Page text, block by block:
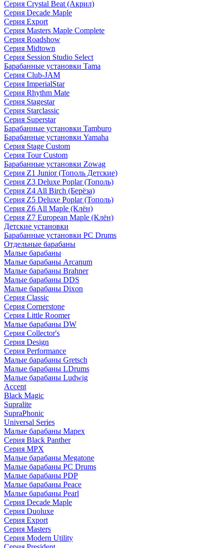
Серия Crystal Beat (Акрил)
Серия Decade Maple
Серия Export
Серия Masters Maple Complete
Серия Roadshow
Серия Midtown
Серия Session Studio Select
Барабанные установки Tama
Серия Club-JAM
Серия ImperialStar
Серия Rhythm Mate
Серия Stagestar
Серия Starclassic
Серия Superstar
Барабанные установки Tamburo
Барабанные установки Yamaha
Серия Stage Custom
Серия Tour Custom
Барабанные установки Zowag
Серия Z1 Junior (Тополь Детские)
Серия Z3 Deluxe Poplar (Тополь)
Серия Z4 All Birch (Берёза)
Серия Z5 Deluxe Poplar (Тополь)
Серия Z6 All Maple (Клён)
Серия Z7 European Maple (Клён)
Детские установки
Барабанные установки PC Drums
Отдельные барабаны
Малые барабаны
Малые барабаны Arcanum
Малые барабаны Brahner
Малые барабаны DDS
Малые барабаны Dixon
Серия Classic
Серия Cornerstone
Серия Little Roomer
Малые барабаны DW
Серия Collector's
Серия Design
Серия Performance
Малые барабаны Gretsch
Малые барабаны LDrums
Малые барабаны Ludwig
Accent
Black Magic
Supralite
SupraPhonic
Universal Series
Малые барабаны Mapex
Серия Black Panther
Серия MPX
Малые барабаны Megatone
Малые барабаны PC Drums
Малые барабаны PDP
Малые барабаны Peace
Малые барабаны Pearl
Серия Decade Maple
Серия Duoluxe
Серия Export
Серия Masters
Серия Modern Utility